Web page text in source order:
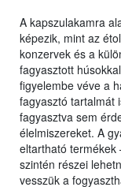
A kapszulakamra
képezik, mint az
konzervek és a
fagyasztott
figyelembe véve a
fagyasztó tartalmát
fagyasztva sem
élelmiszereket. A
eltartható termékek
szintén részei
vesszük a